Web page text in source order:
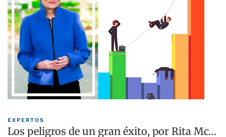
EXPERTOS
Los peligros de un gran éxito, por Rita Mc…